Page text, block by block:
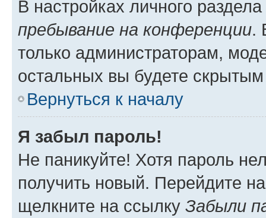
В настройках личного
пребывание на конференции.
только администраторам,
остальных вы будете
Вернуться к началу
Я забыл пароль!
Не паникуйте! Хотя пароль
получить новый. Перейдите
щелкните на ссылку Забыли